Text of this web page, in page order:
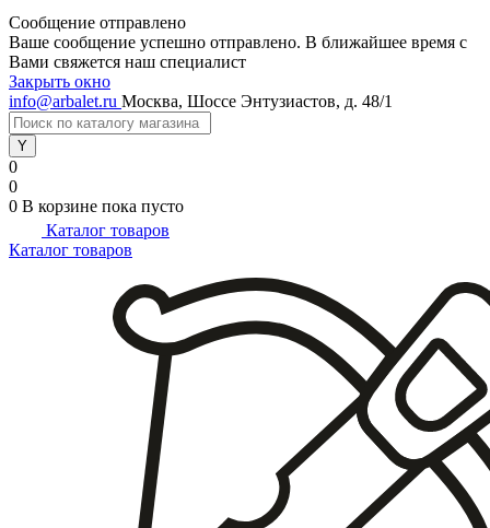
Сообщение отправлено
Ваше сообщение успешно отправлено. В ближайшее время с
Вами свяжется наш специалист
Закрыть окно
info@arbalet.ru Москва, Шоссе Энтузиастов, д. 48/1
0
0
0 В корзине пока пусто
Каталог товаров
Каталог товаров